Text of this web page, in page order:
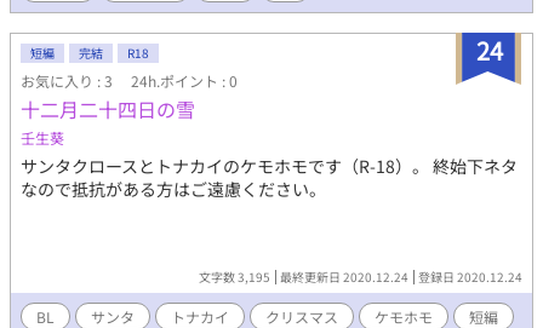
24
短編 完結 R18
お気に入り : 3 24h.ポイント : 0
十二月二十四日の雪
壬生葵
サンタクロースとトナカイのケモホモです（R-18）。 終始下ネタ
なので抵抗がある方はご遠慮ください。
文字数 3,195 最終更新日 2020.12.24 登録日 2020.12.24
BL サンタ トナカイ クリスマス ケモホモ
短編